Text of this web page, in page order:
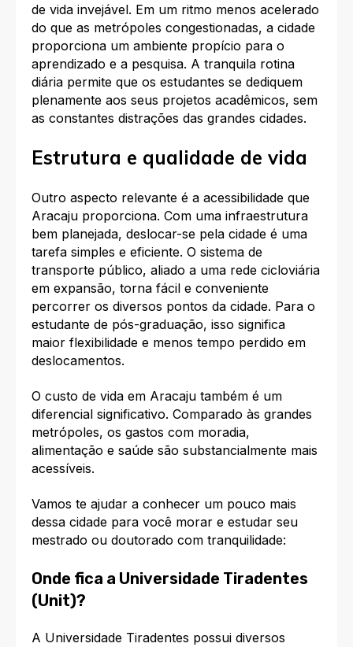
de vida invejável. Em um ritmo menos acelerado
do que as metrópoles congestionadas, a cidade
proporciona um ambiente propício para o
aprendizado e a pesquisa. A tranquila rotina
diária permite que os estudantes se dediquem
plenamente aos seus projetos acadêmicos, sem
as constantes distrações das grandes cidades.
Estrutura e qualidade de vida
Outro aspecto relevante é a acessibilidade que
Aracaju proporciona. Com uma infraestrutura
bem planejada, deslocar-se pela cidade é uma
tarefa simples e eficiente. O sistema de
transporte público, aliado a uma rede cicloviária
em expansão, torna fácil e conveniente
percorrer os diversos pontos da cidade. Para o
estudante de pós-graduação, isso significa
maior flexibilidade e menos tempo perdido em
deslocamentos.
O custo de vida em Aracaju também é um
diferencial significativo. Comparado às grandes
metrópoles, os gastos com moradia,
alimentação e saúde são substancialmente mais
acessíveis.
Vamos te ajudar a conhecer um pouco mais
dessa cidade para você morar e estudar seu
mestrado ou doutorado com tranquilidade:
Onde fica a Universidade Tiradentes
(Unit)?
A Universidade Tiradentes possui diversos